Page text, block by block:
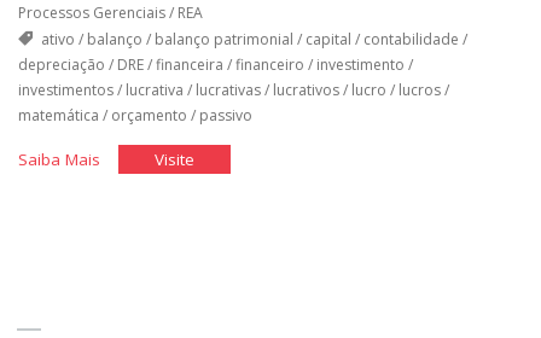
Processos Gerenciais/ REA
ativo / balanço / balanço patrimonial / capital / contabilidade /
depreciação / DRE/financeira /financeiro / investimento /
investimentos/ lucrativa / lucrativas/ lucrativos/ lucro / lucros/
matemática / orçamento / passivo
Saiba Mais"Orçamento
Visite"Orçamento